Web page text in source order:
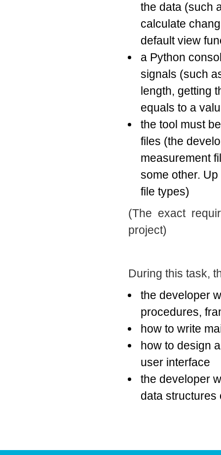
the data (such
calculate
default view
a Python
signals (such
length, getting
equals to a
the tool must
files (the
measurement
some other.
file types)
(The exact
project)
During this task,
the developer
procedures,
how to write
how to design
user interface
the developer
data structures